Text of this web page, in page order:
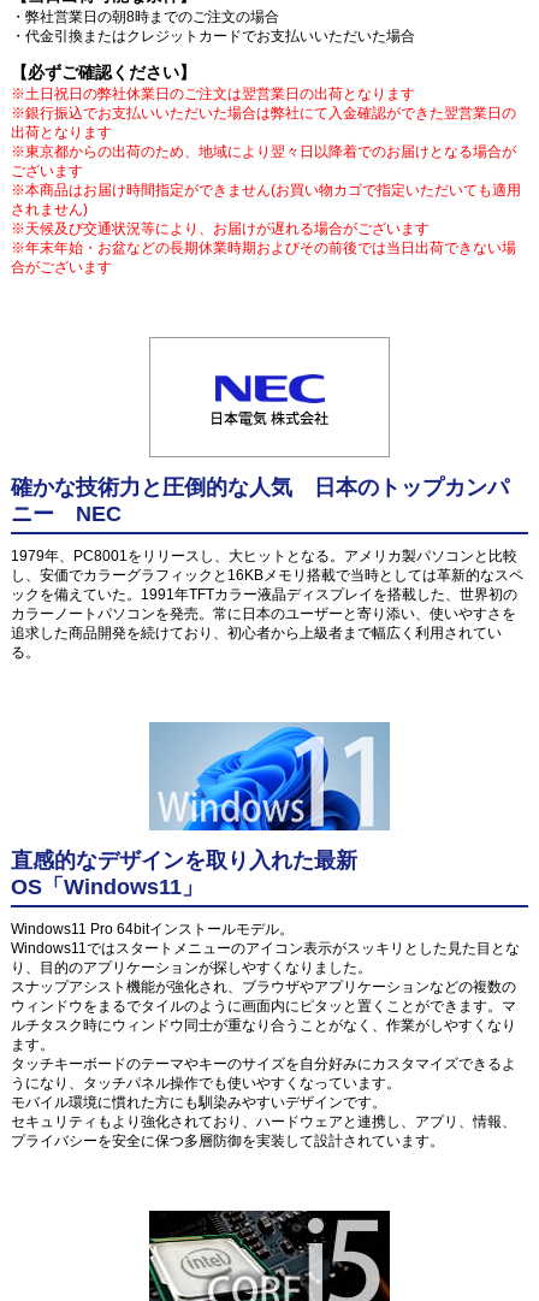
・弊社営業日の朝8時までのご注文の場合
・代金引換またはクレジットカードでお支払いいただいた場合
【必ずご確認ください】
※土日祝日の弊社休業日のご注文は翌営業日の出荷となります
※銀行振込でお支払いいただいた場合は弊社にて入金確認ができた翌営業日の
出荷となります
※東京都からの出荷のため、地域により翌々日以降着でのお届けとなる場合が
ございます
※本商品はお届け時間指定ができません(お買い物カゴで指定いただいても適用
されません)
※天候及び交通状況等により、お届けが遅れる場合がございます
※年末年始・お盆などの長期休業時期およびその前後では当日出荷できない場
合がございます
確かな技術力と圧倒的な人気 日本のトップカンパ
ニー NEC
1979年、PC8001をリリースし、大ヒットとなる。アメリカ製パソコンと比較
し、安価でカラーグラフィックと16KBメモリ搭載で当時としては革新的なスペ
ックを備えていた。1991年TFTカラー液晶ディスプレイを搭載した、世界初の
カラーノートパソコンを発売。常に日本のユーザーと寄り添い、使いやすさを
追求した商品開発を続けており、初心者から上級者まで幅広く利用されてい
る。
直感的なデザインを取り入れた最新
OS「Windows11」
Windows11 Pro 64bitインストールモデル。
Windows11ではスタートメニューのアイコン表示がスッキリとした見た目とな
り、目的のアプリケーションが探しやすくなりました。
スナップアシスト機能が強化され、ブラウザやアプリケーションなどの複数の
ウィンドウをまるでタイルのように画面内にピタッと置くことができます。マ
ルチタスク時にウィンドウ同士が重なり合うことがなく、作業がしやすくなり
ます。
タッチキーボードのテーマやキーのサイズを自分好みにカスタマイズできるよ
うになり、タッチパネル操作でも使いやすくなっています。
モバイル環境に慣れた方にも馴染みやすいデザインです。
セキュリティもより強化されており、ハードウェアと連携し、アプリ、情報、
プライバシーを安全に保つ多層防御を実装して設計されています。